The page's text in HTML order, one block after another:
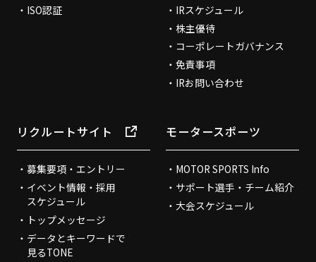
ISO認証
IRスケジュール
株主優待
コーポレートガバナンス
免責事項
IRお問い合わせ
リクルートサイト
募集要項・エントリー
イベント情報・採用
スケジュール
トップメッセージ
データとキーワードで
見るTONE
モータースポーツ
MOTOR SPORTS Info
サポート選手・チーム紹介
大会スケジュール